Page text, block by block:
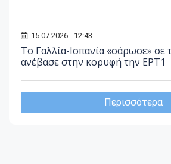
15.07.2026 - 12:43
Το Γαλλία-Ισπανία «σάρωσε» σε
ανέβασε στην κορυφή την ΕΡΤ1
Περισσότερα